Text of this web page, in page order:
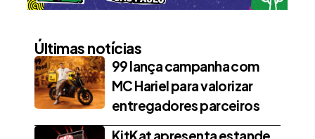
Últimas notícias
99 lança campanha com
MC Hariel para valorizar
entregadores parceiros
KitKat apresenta estande